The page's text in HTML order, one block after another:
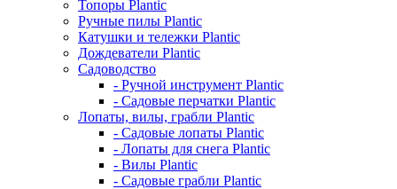
Топоры Plantic
Ручные пилы Plantic
Катушки и тележки Plantic
Дождеватели Plantic
Садоводство
- Ручной инструмент Plantic
- Садовые перчатки Plantic
Лопаты, вилы, грабли Plantic
- Садовые лопаты Plantic
- Лопаты для снега Plantic
- Вилы Plantic
- Садовые грабли Plantic